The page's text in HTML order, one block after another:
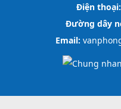
Điện thoại:
Đường dây
Email: